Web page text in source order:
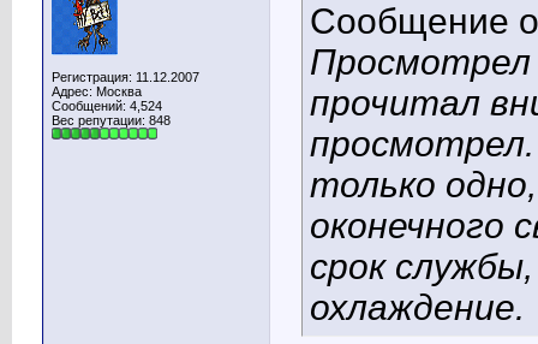
Регистрация: 11.12.2007
Адрес: Москва
Сообщений: 4,524
Вес репутации: 848
Сообщение
прочитал
только
оконечного
срок
охлаждение.